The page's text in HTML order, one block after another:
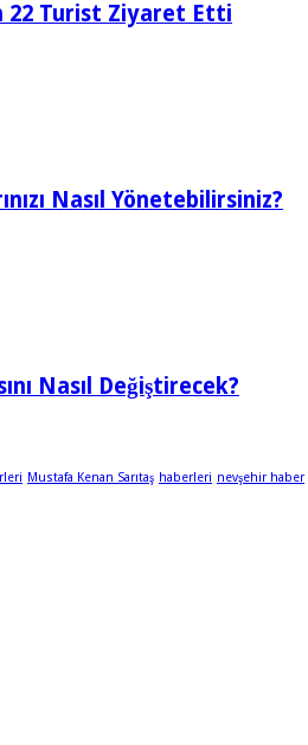
22 Turist Ziyaret Etti
Nasıl Yönetebilirsiniz?
Nasıl Değiştirecek?
Mustafa Kenan Sarıtaş haberleri nevşehir haber